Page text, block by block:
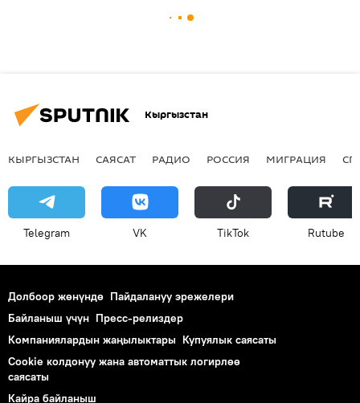
Кыргызстан
КЫРГЫЗСТАН САЯСАТ РАДИО РОССИЯ МИГРАЦИЯ
Telegram VK ТikТоk Rutube
Долбоор жөнүндө Пайдалануу эрежелери
Байланыш үчүн Пресс-релиздер
Компаниялардын жаңылыктары Купуялык саясаты
Cookie колдонуу жана автоматтык логирлөө
саясаты
Кайра байланыш